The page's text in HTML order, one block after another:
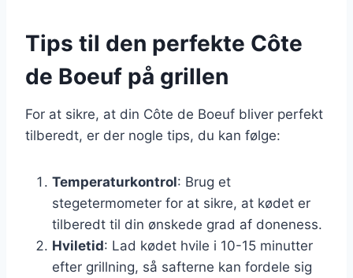
Tips til den perfekte Côte
de Boeuf på grillen
For at sikre, at din Côte de Boeuf bliver perfekt
tilberedt, er der nogle tips, du kan følge:
Temperaturkontrol: Brug et
stegetermometer for at sikre, at kødet er
tilberedt til din ønskede grad af doneness.
Hviletid: Lad kødet hvile i 10-15 minutter
efter grillning, så safterne kan fordele sig